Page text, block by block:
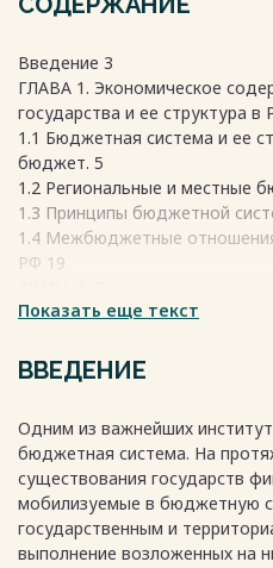
Введение 3
ГЛАВА 1. Экономическое
государства и ее структура в
1.1 Бюджетная система и ее
бюджет. 5
1.2 Региональные и местные
1.3 Принципы бюджетной
1.4 Межбюджетные
РФ 19
в Российской Федерации 25
РФ 25
2.2 Технические параметры
Заключение 34
Список использованной
Весь текст будет доступен
Показать еще текст
ВВЕДЕНИЕ
Одним из важнейших
бюджетная система. На
существования государств
мобилизуемые в бюджетную
государственным и
выполнение возложенных на